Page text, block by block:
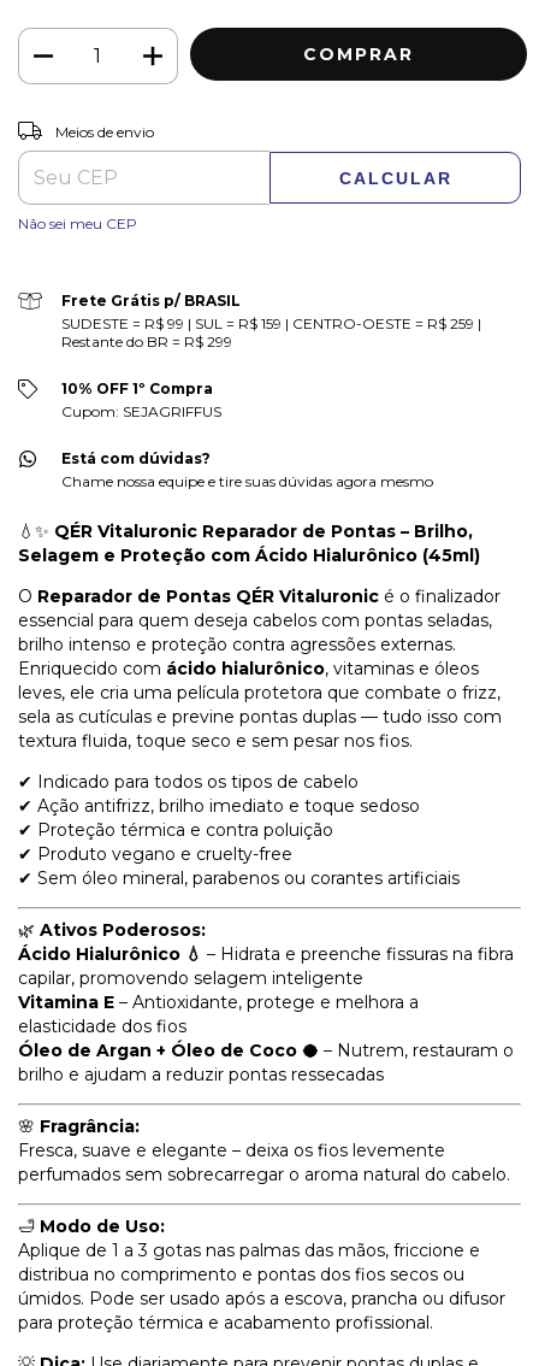
Entregas para o CEP:
Meios de envio
CALCULAR
Não sei meu CEP
Frete Grátis p/ BRASIL
SUDESTE = R$ 99 | SUL = R$ 159 | CENTRO-OESTE = R$ 259 |
Restante do BR = R$ 299
10% OFF 1º Compra
Cupom: SEJAGRIFFUS
Está com dúvidas?
Chame nossa equipe e tire suas dúvidas agora mesmo
💧✨ QÉR Vitaluronic Reparador de Pontas – Brilho,
Selagem e Proteção com Ácido Hialurônico (45ml)
O Reparador de Pontas QÉR Vitaluronic é o finalizador
essencial para quem deseja cabelos com pontas seladas,
brilho intenso e proteção contra agressões externas.
Enriquecido com ácido hialurônico, vitaminas e óleos
leves, ele cria uma película protetora que combate o frizz,
sela as cutículas e previne pontas duplas — tudo isso com
textura fluida, toque seco e sem pesar nos fios.
✔ Indicado para todos os tipos de cabelo
✔ Ação antifrizz, brilho imediato e toque sedoso
✔ Proteção térmica e contra poluição
✔ Produto vegano e cruelty-free
✔ Sem óleo mineral, parabenos ou corantes artificiais
🌿 Ativos Poderosos:
Ácido Hialurônico 💧 – Hidrata e preenche fissuras na fibra
capilar, promovendo selagem inteligente
Vitamina E – Antioxidante, protege e melhora a
elasticidade dos fios
Óleo de Argan + Óleo de Coco 🥥 – Nutrem, restauram o
brilho e ajudam a reduzir pontas ressecadas
🌸 Fragrância:
Fresca, suave e elegante – deixa os fios levemente
perfumados sem sobrecarregar o aroma natural do cabelo.
🛁 Modo de Uso:
Aplique de 1 a 3 gotas nas palmas das mãos, friccione e
distribua no comprimento e pontas dos fios secos ou
úmidos. Pode ser usado após a escova, prancha ou difusor
para proteção térmica e acabamento profissional.